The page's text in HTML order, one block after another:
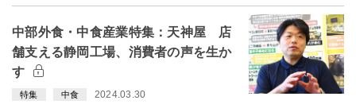
中部外食・中食産業特集：天神屋 店
舗支える静岡工場、消費者の声を生か
す
特集 中食 2024.03.30